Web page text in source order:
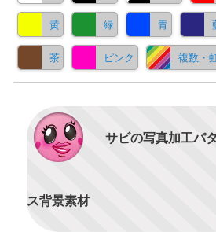
黄 緑 青
茶 ピンク 複数・
サビの写真加工パ
ス背景素材